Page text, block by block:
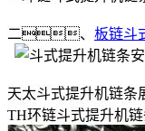
二、 板链斗
天太斗式提升机链
TH环链斗式提升机链